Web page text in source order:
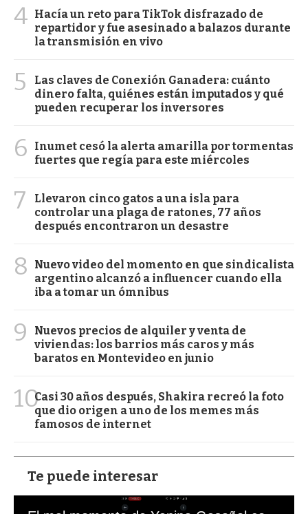
4 Hacía un reto para TikTok disfrazado de
repartidor y fue asesinado a balazos durante
la transmisión en vivo
5
Las claves de Conexión Ganadera: cuánto
dinero falta, quiénes están imputados y qué
pueden recuperar los inversores
6
Inumet cesó la alerta amarilla por tormentas
fuertes que regía para este miércoles
7
Llevaron cinco gatos a una isla para
controlar una plaga de ratones, 77 años
después encontraron un desastre
8
Nuevo video del momento en que sindicalista
argentino alcanzó a influencer cuando ella
iba a tomar un ómnibus
9
Nuevos precios de alquiler y venta de
viviendas: los barrios más caros y más
baratos en Montevideo en junio
10Casi 30 años después, Shakira recreó la foto
que dio origen a uno de los memes más
famosos de internet
Te puede interesar